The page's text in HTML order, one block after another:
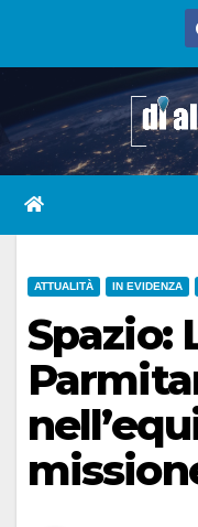
ATTUALITÀ IN EVIDENZA
Spazio: